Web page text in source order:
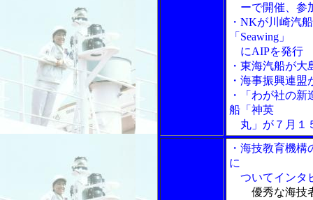
ーで開催、参
・NKが川崎汽
「Seawing」
にAIPを発行
・東海汽船が
・海事振興連
・「わが社の
船「神英
丸」が７月１
・海技教育機
に
ついてインタ
優秀な海技